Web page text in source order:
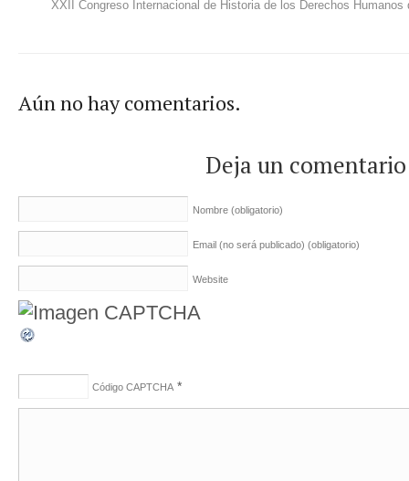
XXII Congreso Internacional de Historia de los Derechos
Aún no hay comentarios.
Deja un comentario
Nombre (obligatorio)
Email (no será publicado) (obligatorio)
Website
Código CAPTCHA *